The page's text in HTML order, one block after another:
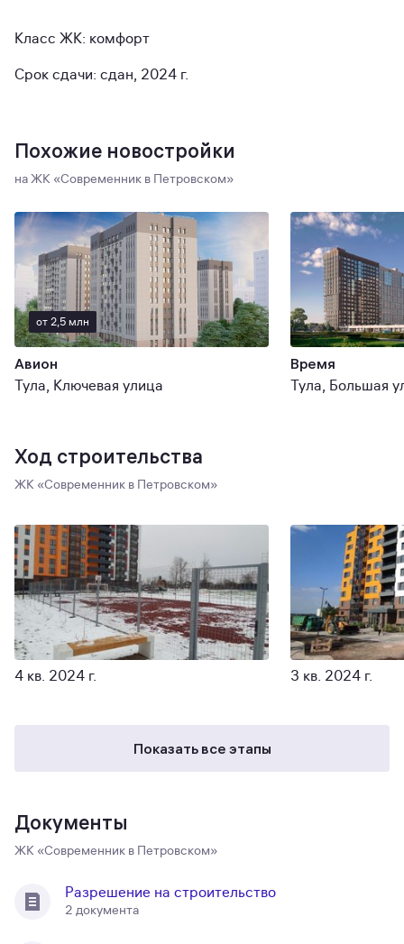
Класс ЖК: комфорт
Срок сдачи: сдан, 2024 г.
Похожие новостройки
на ЖК «Современник в Петровском»
от 2,5 млн
Авион
Тула, Ключевая улица
Время
Тула, Большая
Ход строительства
ЖК «Современник в Петровском»
4 кв. 2024 г. 3 кв. 2024 г.
Показать все этапы
Документы
ЖК «Современник в Петровском»
Разрешение на строительство
2 документа